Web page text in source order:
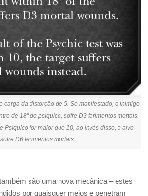
carga da distorção de 5. Se manifestado, o inimigo
de 18″ do psíquico, sofre D3 ferimentos mortais.
Psíquico for maior que 10, ao invés disso, o alvo
sofre D6 ferimentos mortais.
são uma nova mecânica – estes
por quaisquer meios e penetram